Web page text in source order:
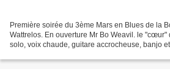
Première soirée du 3ème Mars en Blues de la
Wattrelos. En ouverture Mr Bo Weavil. le "cœur"
solo, voix chaude, guitare accrocheuse, banjo